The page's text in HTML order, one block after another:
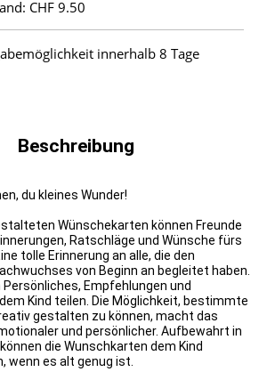
CHF 9.50
innerhalb 8 Tage
Beschreibung
du kleines Wunder!
Wünschekarten können Freunde
Ratschläge und Wünsche fürs
tolle Erinnerung an alle, die den
von Beginn an begleitet haben.
Empfehlungen und
Kind teilen. Die Möglichkeit, bestimmte
gestalten zu können, macht das
und persönlicher. Aufbewahrt in
die Wunschkarten dem Kind
wenn es alt genug ist.